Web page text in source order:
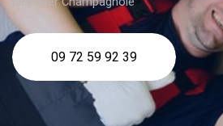
09 72 59 92 39